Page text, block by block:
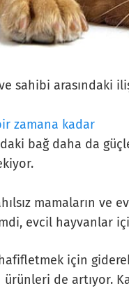
sahibi arasındaki
zamana kadar
bağ daha da
mamaların
evcil hayvanlar
hafifletmek için
de artıyor.